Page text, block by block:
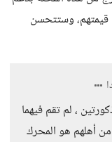
وستتحسن
، لم تقم فيهما
أهلهم هو المحرك